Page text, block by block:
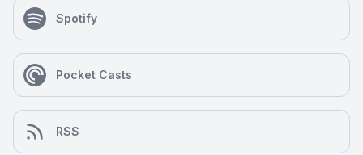
Spotify
Pocket Casts
RSS